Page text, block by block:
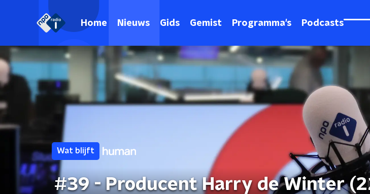
Home Nieuws Gids Gemist Programma's Podcasts
Wat blijft
#39 - Producent Harry de Winter